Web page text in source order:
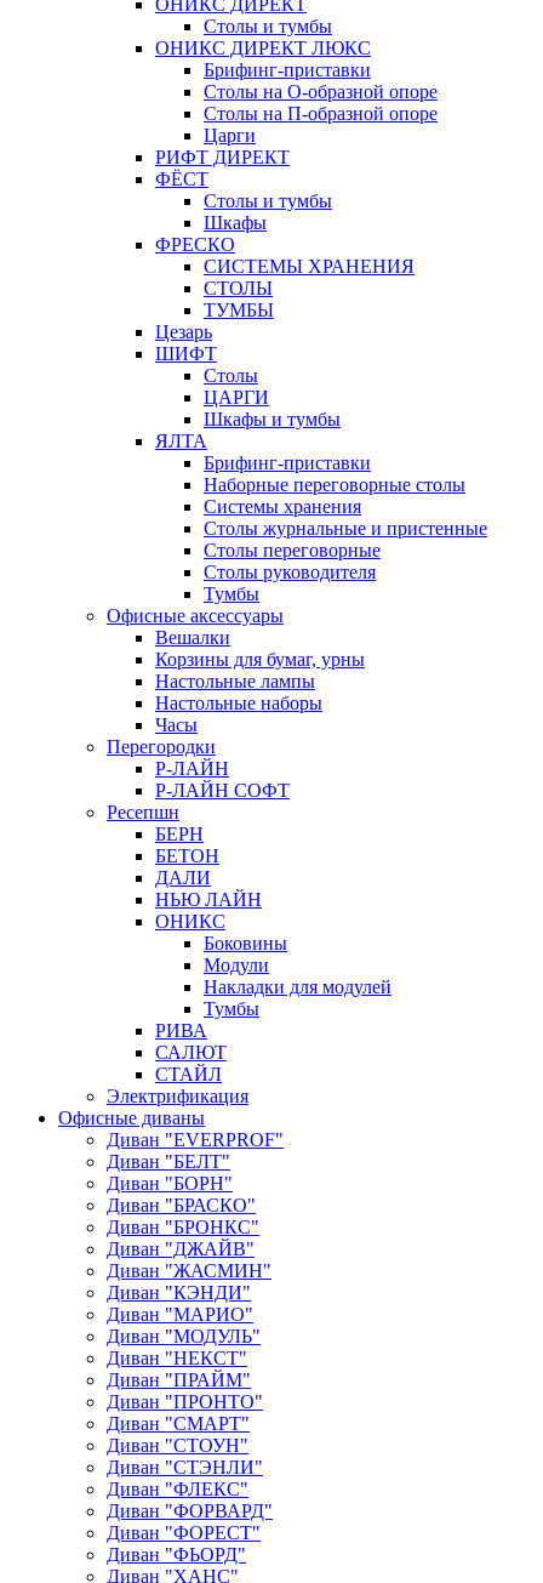
ОНИКС ДИРЕКТ
Столы и тумбы
ОНИКС ДИРЕКТ ЛЮКС
Брифинг-приставки
Столы на О-образной опоре
Столы на П-образной опоре
Царги
РИФТ ДИРЕКТ
ФЁСТ
Столы и тумбы
Шкафы
ФРЕСКО
СИСТЕМЫ ХРАНЕНИЯ
СТОЛЫ
ТУМБЫ
Цезарь
ШИФТ
Столы
ЦАРГИ
Шкафы и тумбы
ЯЛТА
Брифинг-приставки
Наборные переговорные столы
Системы хранения
Столы журнальные и пристенные
Столы переговорные
Столы руководителя
Тумбы
Офисные аксессуары
Вешалки
Корзины для бумаг, урны
Настольные лампы
Настольные наборы
Часы
Перегородки
Р-ЛАЙН
Р-ЛАЙН СОФТ
Ресепшн
БЕРН
БЕТОН
ДАЛИ
НЬЮ ЛАЙН
ОНИКС
Боковины
Модули
Накладки для модулей
Тумбы
РИВА
САЛЮТ
СТАЙЛ
Электрификация
Офисные диваны
Диван "EVERPROF"
Диван "БЕЛТ"
Диван "БОРН"
Диван "БРАСКО"
Диван "БРОНКС"
Диван "ДЖАЙВ"
Диван "ЖАСМИН"
Диван "КЭНДИ"
Диван "МАРИО"
Диван "МОДУЛЬ"
Диван "НЕКСТ"
Диван "ПРАЙМ"
Диван "ПРОНТО"
Диван "СМАРТ"
Диван "СТОУН"
Диван "СТЭНЛИ"
Диван "ФЛЕКС"
Диван "ФОРВАРД"
Диван "ФОРЕСТ"
Диван "ФЬОРД"
Диван "ХАНС"